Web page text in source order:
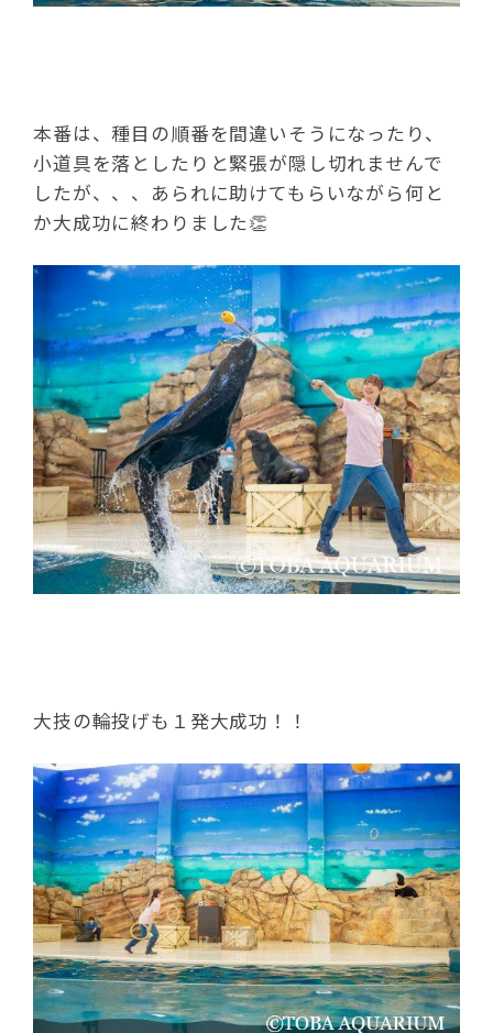
本番は、種目の順番を間違いそうになったり、
小道具を落としたりと緊張が隠し切れませんで
したが、、、あられに助けてもらいながら何と
か大成功に終わりました👏
大技の輪投げも１発大成功！！